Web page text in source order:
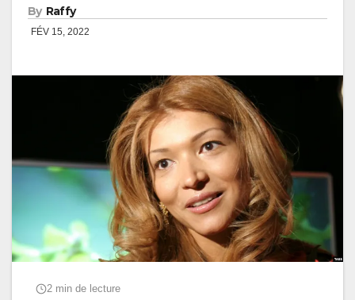
By Raffy
FÉV 15, 2022
2 min de lecture